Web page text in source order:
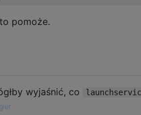
pomoże.
wyjaśnić, co